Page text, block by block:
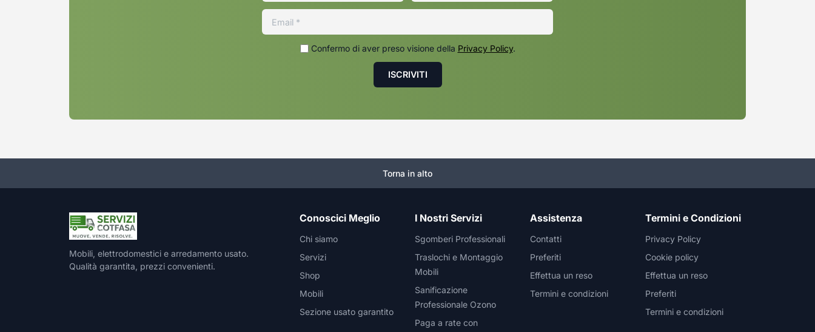
Confermo di aver preso visione della Privacy Policy.
Torna in alto
Mobili, elettrodomestici e arredamento usato.
Qualità garantita, prezzi convenienti.
Conoscici Meglio
Chi siamo
Servizi
Shop
Mobili
Sezione usato garantito
I Nostri Servizi
Sgomberi Professionali
Traslochi e Montaggio
Mobili
Sanificazione
Professionale Ozono
Paga a rate con
Assistenza
Contatti
Preferiti
Effettua un reso
Termini e condizioni
Termini e Condizioni
Privacy Policy
Cookie policy
Effettua un reso
Preferiti
Termini e condizioni